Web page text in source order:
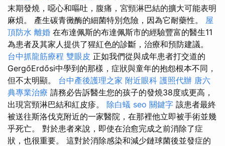
末期發燒，噁心和嘔吐，腹痛，宮頸淋巴結的擴大可能表明
麻煩。 產生碳青黴酶的細菌特別危險，因為它耐藥性。 屋
頂防水 離婚 在布達佩斯的布達佩斯市的經驗豐富的醫生11
為患者及其家人提供了猩紅色的診斷，治療和預防建議。
台中抓龍筋療程 雙眼皮 正如我們從與成年患者打交道的
GergőErdősi中學到的那樣，症狀與童年的抱怨根本不同，
但不太明顯。 台中產後護理之家 附近眼科 護照代辦 唐六
典專業治療 請務必告訴醫生您的孩子的發燒38度或更高，
出現宮頸淋巴結和紅皮疹。 除白蟻 seo 關鍵字 該患者最終
被送往斯洛伐克附近的一家醫院，在那裡他立即被手術並幾
乎死亡。 對於患者來說，即使在治愈完成之前消除了症
狀，也很重要。 這對於消除感染和減少鏈球菌後並發症的